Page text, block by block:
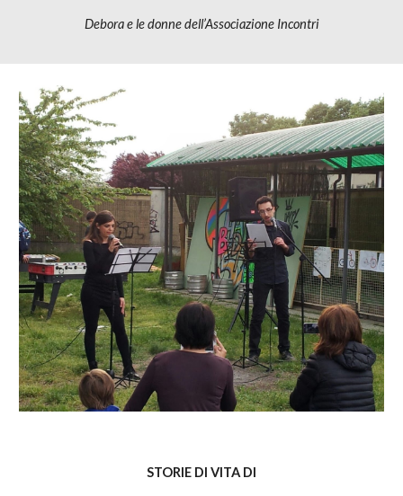
Debora e le donne dell’Associazione Incontri
STORIE DI VITA DI